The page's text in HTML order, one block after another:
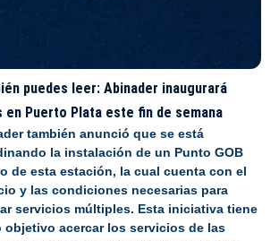
puedes leer: Abinader inaugurará
en Puerto Plata este fin de semana
también anunció que se está
la instalación de un Punto GOB
de esta estación, la cual cuenta con el
y las condiciones necesarias para
servicios múltiples. Esta iniciativa tiene
objetivo acercar los servicios de las